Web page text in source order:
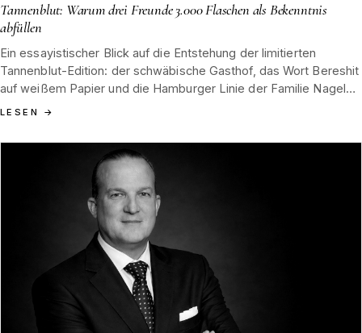
Tannenblut: Warum drei Freunde 3.000 Flaschen als Bekenntnis
abfüllen
Ein essayistischer Blick auf die Entstehung der limitierten
Tannenblut-Edition: der schwäbische Gasthof, das Wort Bereshit
auf weißem Papier und die Hamburger Linie der Familie Nagel
als stiller Gegenentwurf zum Zögern.
LESEN →